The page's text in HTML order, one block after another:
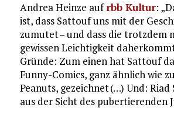
Andrea Heinze aufrbb Kultur:
ist, dass Sattouf uns mit der
zumutet – und dass die trotzdem
gewissen Leichtigkeit
Gründe: Zum einen hat Sattouf
Funny-Comics, ganz ähnlich wie
Peanuts, gezeichnet (…) Und:
aus der Sicht des pubertierenden